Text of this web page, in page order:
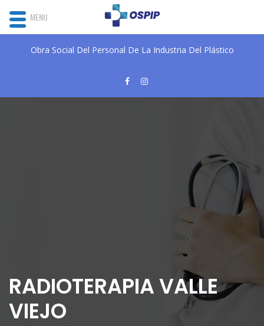
Obra Social Del Personal De La Industria Del Plástico
RADIOTERAPIA VALLE
VIEJO
MENU